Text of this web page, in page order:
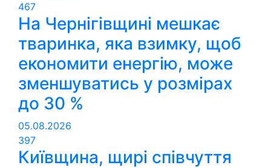
467
На Чернігівщині мешкає
тваринка, яка взимку, щоб
економити енергію, може
зменшуватись у розмірах
до 30 %
05.08.2026
397
Київщина, щирі співчуття